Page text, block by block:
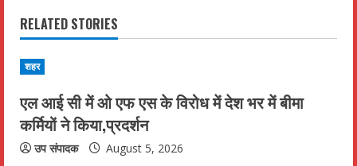
i
n
u
e
R
RELATED STORIES
शहर
एल आई सी में ओ एफ एस के विरोध में देश भर में बीमा
कर्मियों ने किया,प्रदर्शन
उप संपादक August 5, 2026